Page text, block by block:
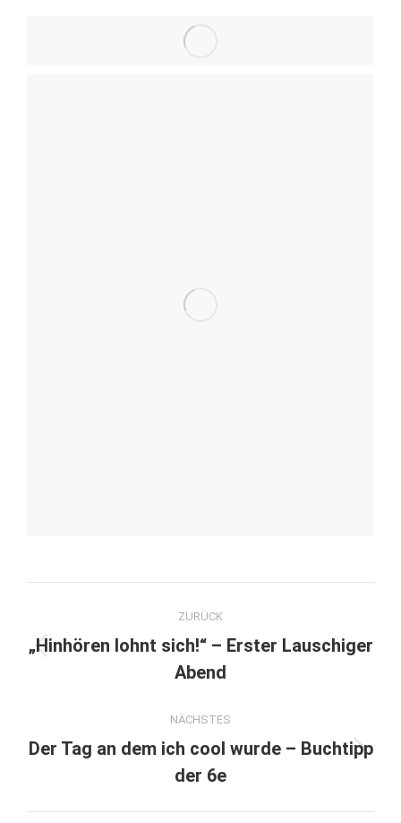
ZURÜCK
Vorheriger
Beitrag:
„Hinhören lohnt sich!“ – Erster Lauschiger
Abend
NÄCHSTES
Nächster
Beitrag:
Der Tag an dem ich cool wurde – Buchtipp
der 6e